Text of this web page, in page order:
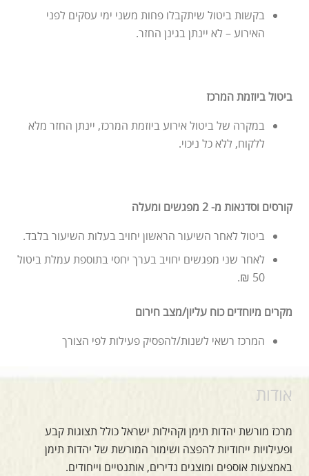
בקשות ביטול שיתקבלו פחות משני ימי עסקים לפני
האירוע – לא יינתן בגינן החזר.
ביטול ביוזמת המרכז
במקרה של ביטול אירוע ביוזמת המרכז, יינתן החזר מלא
ללקוח, ללא כל ניכוי.
קורסים וסדנאות מ- 2 מפגשים ומעלה
ביטול לאחר השיעור הראשון יחויב בעלות השיעור בלבד.
לאחר שני מפגשים יחויב בערך יחסי בתוספת עמלת ביטול
50 ₪.
מקרים מיוחדים כוח עליון/מצב חירום
המרכז רשאי לשנות/להפסיק פעילות לפי הצורך
אודות
מרכז מורשת יהדות תימן וקהילות ישראל כולל תצוגות קבע
ופעילויות ייחודיות להפצה ושימור המורשת של יהדות תימן
באמצעות אוספים ומוצגים נדירים, אותנטיים וייחודים.